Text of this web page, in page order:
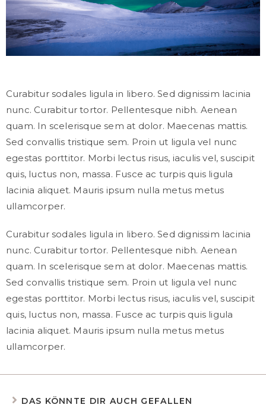
Curabitur sodales ligula in libero. Sed dignissim lacinia
nunc. Curabitur tortor. Pellentesque nibh. Aenean
quam. In scelerisque sem at dolor. Maecenas mattis.
Sed convallis tristique sem. Proin ut ligula vel nunc
egestas porttitor. Morbi lectus risus, iaculis vel, suscipit
quis, luctus non, massa. Fusce ac turpis quis ligula
lacinia aliquet. Mauris ipsum nulla metus metus
ullamcorper.
Curabitur sodales ligula in libero. Sed dignissim lacinia
nunc. Curabitur tortor. Pellentesque nibh. Aenean
quam. In scelerisque sem at dolor. Maecenas mattis.
Sed convallis tristique sem. Proin ut ligula vel nunc
egestas porttitor. Morbi lectus risus, iaculis vel, suscipit
quis, luctus non, massa. Fusce ac turpis quis ligula
lacinia aliquet. Mauris ipsum nulla metus metus
ullamcorper.
DAS KÖNNTE DIR AUCH GEFALLEN